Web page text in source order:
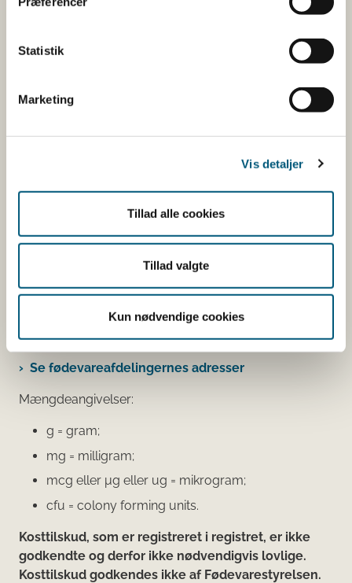
Statistik
Marketing
Vis detaljer
Tillad alle cookies
Tillad valgte
Kun nødvendige cookies
mineraler med ernæringsmæssig eller
Tilsætningsstoffer og aromaer.
Du kan som forbruger læse mere om kosttilskud
Du kan også finde kontaktoplysninger på den
klikker på virksomhedens navn, kan du se
virksomhedens smiley-status og de seneste
kontrolrapporter.
Den fødevareafdeling, der fører tilsyn med
virksomheden, er angivet.
Se fødevareafdelingernes adresser
Mængdeangivelser:
g = gram;
mg = milligram;
mcg eller μg eller ug = mikrogram;
cfu = colony forming units.
Kosttilskud, som er registreret i registret, er ikke
godkendte og derfor ikke nødvendigvis lovlige.
Kosttilskud godkendes ikke af Fødevarestyrelsen.